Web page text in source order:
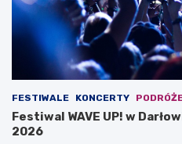
FESTIWALE KONCERTY
Festiwal WAVE UP! w
2026